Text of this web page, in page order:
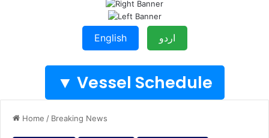
English اردو
Vessel Schedule ▼
Home / Breaking News